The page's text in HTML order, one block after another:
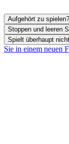
Aufgehört zu
Stoppen und leeren
Spielt überhaupt
Sie in einem neuen